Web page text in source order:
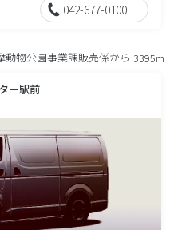
042-677-0100
物公園事業課販売係から 3395m
ー駅前